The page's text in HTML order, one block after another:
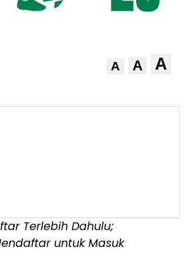
A A A
Terlebih Dahulu;
untuk Masuk